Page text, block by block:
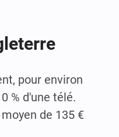
pour environ
% d'une télé.
de 135 €